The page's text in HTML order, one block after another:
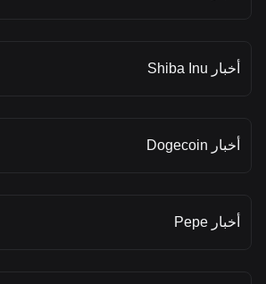
أخبار Shiba Inu
أخبار Dogecoin
أخبار Pepe